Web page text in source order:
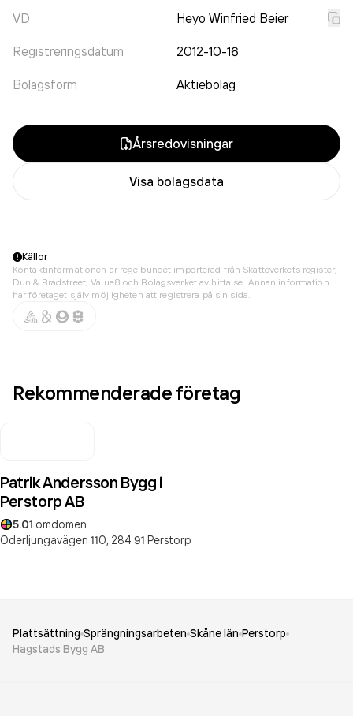
VD Heyo Winfried Beier
Registreringsdatum 2012-10-16
Bolagsform Aktiebolag
Årsredovisningar
Visa bolagsdata
Källor
Kontaktinformationen är regelbundet importerad från Skatteverkets register,
Dun & Bradstreet, Value8 och Bolagsverket av hitta.se. Annan information
har företaget själv möjligheten att registrera på sin sida.
Rekommenderade företag
Patrik Andersson Bygg i
Perstorp AB
5.01 omdömen
Oderljungavägen 110, 284 91 Perstorp
Plattsättning Sprängningsarbeten Skåne län Perstorp
Hagstads Bygg AB